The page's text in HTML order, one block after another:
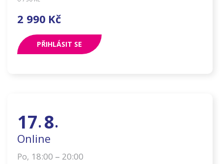
2 990 Kč
PŘIHLÁSIT SE
17.8.
Online
Po, 18:00 – 20:00